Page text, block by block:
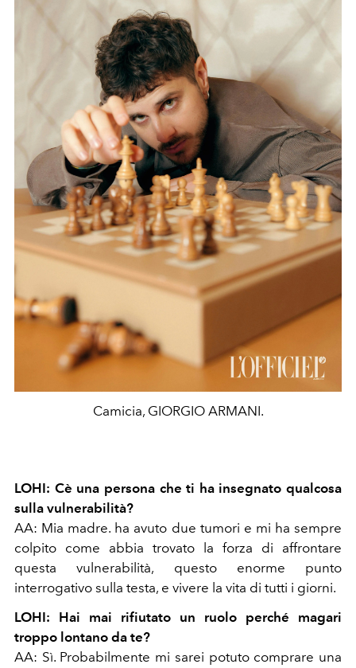
Camicia, GIORGIO ARMANI.
LOHI: Cè una persona che ti ha insegnato qualcosa
sulla vulnerabilità?
AA: Mia madre. ha avuto due tumori e mi ha sempre
colpito come abbia trovato la forza di affrontare
questa vulnerabilità, questo enorme punto
interrogativo sulla testa, e vivere la vita di tutti i giorni.
LOHI: Hai mai rifiutato un ruolo perché magari
troppo lontano da te?
AA: Sì. Probabilmente mi sarei potuto comprare una